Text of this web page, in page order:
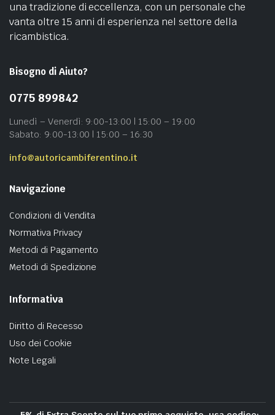
una tradizione di eccellenza, con un personale che
vanta oltre 15 anni di esperienza nel settore della
ricambistica.
Bisogno di Aiuto?
0775 899842
Lunedì – Venerdì: 9:00-13:00 | 15:00 – 19:00
Sabato: 9:00-13:00 | 15:00 – 16:30
info@autoricambiferentino.it
Navigazione
Condizioni di Vendita
Normativa Privacy
Metodi di Pagamento
Metodi di Spedizione
Informativa
Diritto di Recesso
Uso dei Cookie
Note Legali